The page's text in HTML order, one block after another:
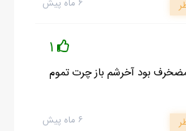
۶ ماه پیش
1
بود آخرشم باز چرت تموم
۶ ماه پیش